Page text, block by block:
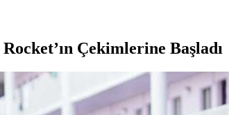
Çekimlerine Başladı